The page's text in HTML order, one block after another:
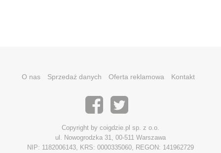
O nas Sprzedaż danych Oferta reklamowa Kontakt
Copyright by coigdzie.pl sp. z o.o.
ul. Nowogrodzka 31, 00-511 Warszawa
NIP: 1182006143, KRS: 0000335060, REGON: 141962729